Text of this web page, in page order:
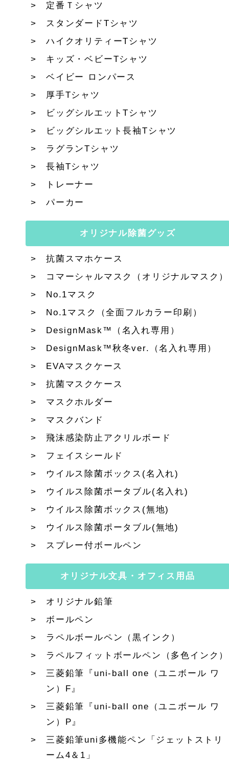
定番Ｔシャツ
スタンダードTシャツ
ハイクオリティーTシャツ
キッズ・ベビーTシャツ
ベイビー ロンパース
厚手Tシャツ
ビッグシルエットTシャツ
ビッグシルエット長袖Tシャツ
ラグランTシャツ
長袖Tシャツ
トレーナー
パーカー
オリジナル除菌グッズ
抗菌スマホケース
コマーシャルマスク（オリジナルマスク）
No.1マスク
No.1マスク（全面フルカラー印刷）
DesignMask™（名入れ専用）
DesignMask™秋冬ver.（名入れ専用）
EVAマスクケース
抗菌マスクケース
マスクホルダー
マスクバンド
飛沫感染防止アクリルボード
フェイスシールド
ウイルス除菌ボックス(名入れ)
ウイルス除菌ポータブル(名入れ)
ウイルス除菌ボックス(無地)
ウイルス除菌ポータブル(無地)
スプレー付ボールペン
オリジナル文具・オフィス用品
オリジナル鉛筆
ボールペン
ラペルボールペン（黒インク）
ラペルフィットボールペン（多色インク）
三菱鉛筆『uni-ball one（ユニボール ワ
ン）F』
三菱鉛筆『uni-ball one（ユニボール ワ
ン）P』
三菱鉛筆uni多機能ペン「ジェットストリ
ーム4＆1」